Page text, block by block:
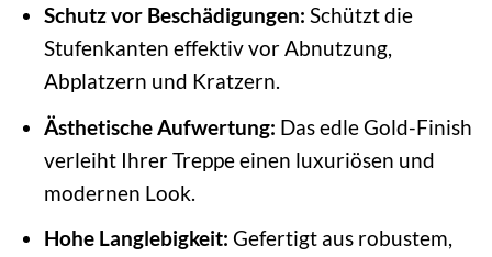
Schutz vor Beschädigungen: Schützt die
Stufenkanten effektiv vor Abnutzung,
Abplatzern und Kratzern.
Ästhetische Aufwertung: Das edle Gold-Finish
verleiht Ihrer Treppe einen luxuriösen und
modernen Look.
Hohe Langlebigkeit: Gefertigt aus robustem,